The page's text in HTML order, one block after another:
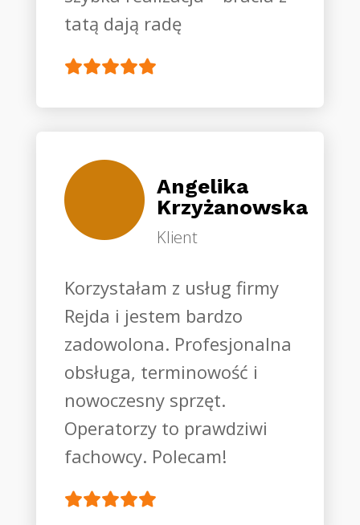
tatą dają radę
Angelika
Krzyżanowska
Klient
Korzystałam z usług firmy
Rejda i jestem bardzo
zadowolona. Profesjonalna
obsługa, terminowość i
nowoczesny sprzęt.
Operatorzy to prawdziwi
fachowcy. Polecam!